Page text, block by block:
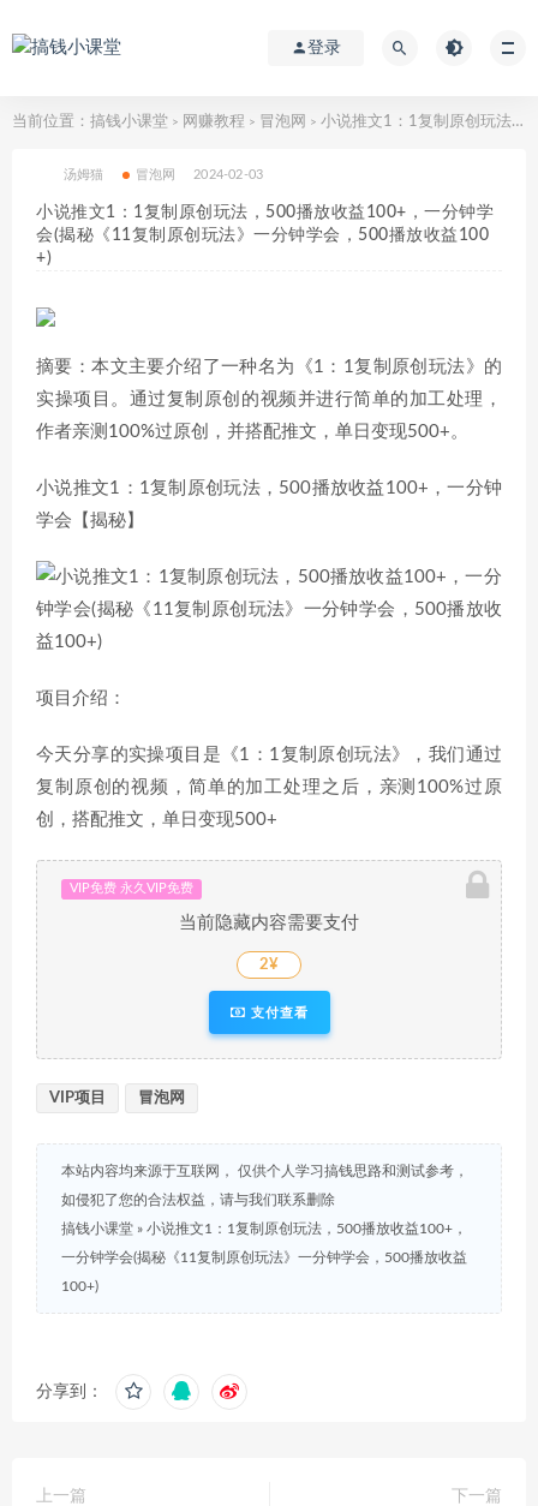
登录
当前位置： 搞钱小课堂 > 网赚教程 > 冒泡网 > 小说推文1：1复制原创玩法，500播放收益100+，一分钟学会(揭秘《11复制原创玩法》一分钟学会，500播放收益100+)
汤姆猫 冒泡网 2024-02-03
小说推文1：1复制原创玩法，500播放收益100+，一分钟学
会(揭秘《11复制原创玩法》一分钟学会，500播放收益100
+)
摘要：本文主要介绍了一种名为《1：1复制原创玩法》的
实操项目。通过复制原创的视频并进行简单的加工处理，
作者亲测100%过原创，并搭配推文，单日变现500+。
小说推文1：1复制原创玩法，500播放收益100+，一分钟
学会【揭秘】
项目介绍：
今天分享的实操项目是《1：1复制原创玩法》，我们通过
复制原创的视频，简单的加工处理之后，亲测100%过原
创，搭配推文，单日变现500+
VIP免费 永久VIP免费
当前隐藏内容需要支付
2¥
支付查看
VIP项目 冒泡网
本站内容均来源于互联网， 仅供个人学习搞钱思路和测试参考，
如侵犯了您的合法权益，请与我们联系删除
搞钱小课堂 » 小说推文1：1复制原创玩法，500播放收益100+，
一分钟学会(揭秘《11复制原创玩法》一分钟学会，500播放收益
100+)
分享到：
上一篇
下一篇